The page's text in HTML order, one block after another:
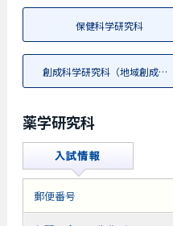
保健科学研究科
創成科学研究科（地域創成専攻...
薬学研究科
郵便番号